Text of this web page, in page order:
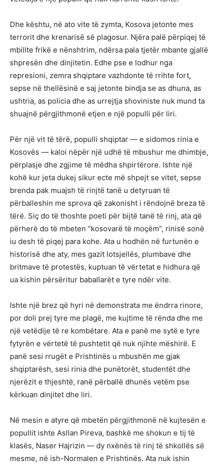
Dhe kështu, në ato vite të zymta, Kosova jetonte mes
terrorit dhe krenarisë së plagosur. Njëra palë përpiqej të
mbillte frikë e nënshtrim, ndërsa pala tjetër mbante gjallë
shpresën dhe dinjitetin. Edhe pse e lodhur nga
represioni, zemra shqiptare vazhdonte të rrihte fort,
sepse në thellësinë e saj jetonte bindja se as dhuna, as
ushtria, as policia dhe as urrejtja shoviniste nuk mund ta
shuajnë përgjithmonë etjen e një populli për liri.
Për një vit të tërë, populli shqiptar — e sidomos rinia e
Kosovës — kaloi nëpër një udhë të mbushur me dhimbje,
përplasje dhe zgjime të mëdha shpirtërore. Ishte një
kohë kur jeta dukej sikur ecte më shpejt se vitet, sepse
brenda pak muajsh të rinjtë tanë u detyruan të
përballeshin me sprova që zakonisht i rëndojnë breza të
tërë. Siç do të thoshte poeti për bijtë tanë të rinj, ata që
përherë do të mbeten “kosovarë të moçëm”, rinisë sonë
iu desh të piqej para kohe. Ata u hodhën në furtunën e
historisë dhe aty, mes gazit lotsjellës, plumbave dhe
britmave të protestës, kuptuan të vërtetat e hidhura që
ua kishin përsëritur baballarët e tyre ndër vite.
Ishte një brez që hyri në demonstrata me ëndrra rinore,
por doli prej tyre me plagë, me kujtime të rënda dhe me
një vetëdije të re kombëtare. Ata e panë me sytë e tyre
fytyrën e vërtetë të pushtetit që nuk njihte mëshirë. E
panë sesi rrugët e Prishtinës u mbushën me gjak
shqiptarësh, sesi rinia dhe punëtorët, studentët dhe
njerëzit e thjeshtë, ranë përballë dhunës vetëm pse
kërkuan dinjitet dhe liri.
Në mesin e atyre që mbetën përgjithmonë në kujtesën e
popullit ishte Asllan Pireva, bashkë me shokun e tij të
klasës, Naser Hajrizin — dy nxënës të rinj të shkollës së
mesme, në ish-Normalen e Prishtinës. Ata nuk ishin